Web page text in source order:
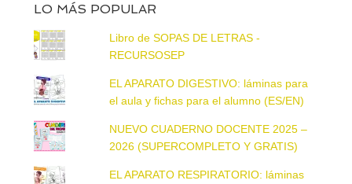
LO MÁS POPULAR
Libro de SOPAS DE LETRAS -
RECURSOSEP
EL APARATO DIGESTIVO: láminas para
el aula y fichas para el alumno (ES/EN)
NUEVO CUADERNO DOCENTE 2025 –
2026 (SUPERCOMPLETO Y GRATIS)
EL APARATO RESPIRATORIO: láminas